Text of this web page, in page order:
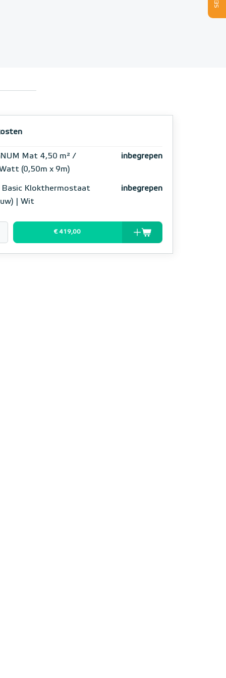
Mat 4,50 m² /
(0,50m x 9m)
inbegrepen
Basic Klokthermostaat
| Wit
inbegrepen
€ 419,00